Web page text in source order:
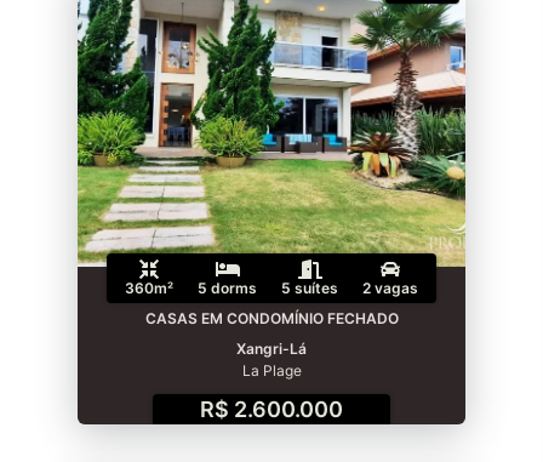
360m² 5 dorms 5 suítes
2 vagas
CASAS EM CONDOMÍNIO FECHADO
Xangri-Lá
La Plage
R$ 2.600.000